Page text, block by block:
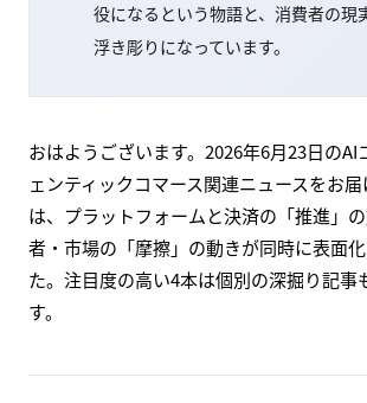
役になるという物語と、消費者の現
浮き彫りになっています。
おはようございます。2026年6月23日のAI
ェンティックコマース関連ニュースをお
は、プラットフォームと決済の「推進」
者・市場の「摩擦」の動きが同時に表面
た。注目度の高い4本は個別の深掘り記事
す。